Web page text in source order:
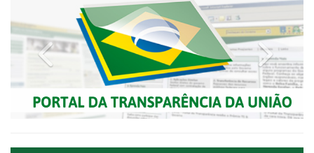
Previous Next